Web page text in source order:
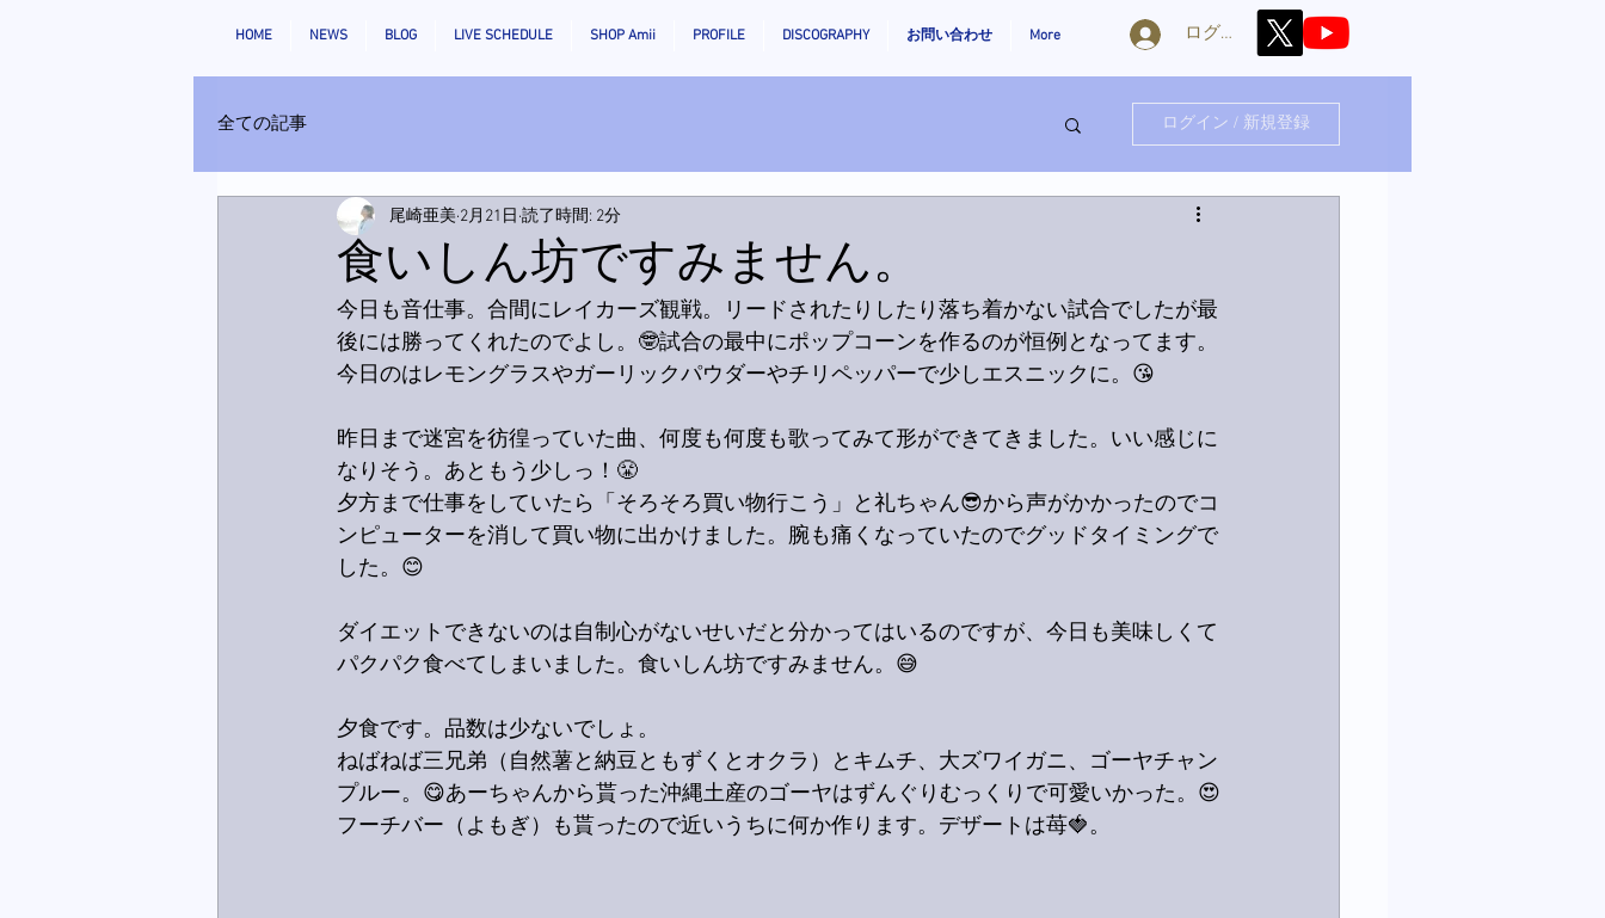
HOME NEWS BLOG LIVE SCHEDULE SHOP Amii PROFILE DISCOGRAPHY お問い合わせ More ログイン
全ての記事 ログイン / 新規登録
食いしん坊ですみません。
尾崎亜美 2月21日 読了時間: 2分
今日も音仕事。合間にレイカーズ観戦。リードされたりしたり落ち着かない試合でしたが最
後には勝ってくれたのでよし。🤓試合の最中にポップコーンを作るのが恒例となってます。
今日のはレモングラスやガーリックパウダーやチリペッパーで少しエスニックに。😘
昨日まで迷宮を彷徨っていた曲、何度も何度も歌ってみて形ができてきました。いい感じに
なりそう。あともう少しっ！😤
夕方まで仕事をしていたら「そろそろ買い物行こう」と礼ちゃん😎から声がかかったのでコ
ンピューターを消して買い物に出かけました。腕も痛くなっていたのでグッドタイミングで
した。😊
ダイエットできないのは自制心がないせいだと分かってはいるのですが、今日も美味しくて
パクパク食べてしまいました。食いしん坊ですみません。😅
夕食です。品数は少ないでしょ。
ねばねば三兄弟（自然薯と納豆ともずくとオクラ）とキムチ、大ズワイガニ、ゴーヤチャン
プルー。😋あーちゃんから貰った沖縄土産のゴーヤはずんぐりむっくりで可愛いかった。😍
フーチバー（よもぎ）も貰ったので近いうちに何か作ります。デザートは苺🍓。